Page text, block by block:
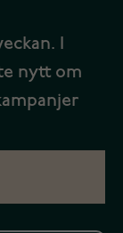
I
nytt om